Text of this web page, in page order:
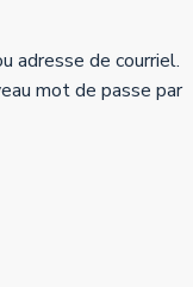
adresse de courriel.
mot de passe par